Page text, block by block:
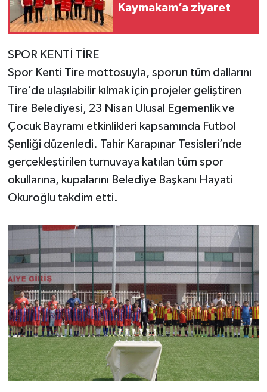
Kaymakam’a ziyaret
SPOR KENTİ TİRE
Spor Kenti Tire mottosuyla, sporun tüm dallarını
Tire’de ulaşılabilir kılmak için projeler geliştiren
Tire Belediyesi, 23 Nisan Ulusal Egemenlik ve
Çocuk Bayramı etkinlikleri kapsamında Futbol
Şenliği düzenledi. Tahir Karapınar Tesisleri’nde
gerçekleştirilen turnuvaya katılan tüm spor
okullarına, kupalarını Belediye Başkanı Hayati
Okuroğlu takdim etti.